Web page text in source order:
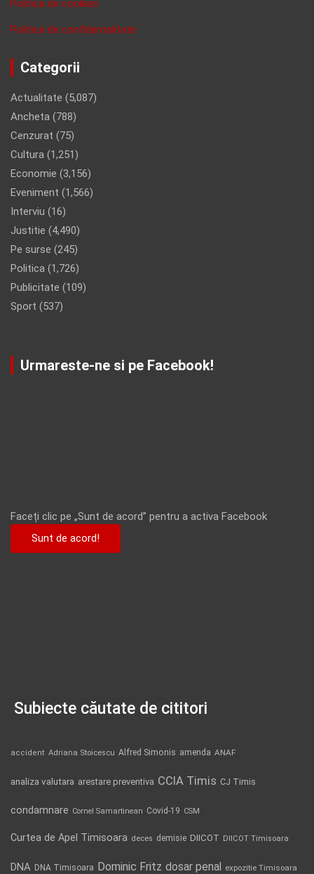
Politica de cookies
Politica de confidentalitate
Categorii
Actualitate (5,087)
Ancheta (788)
Cenzurat (75)
Cultura (1,251)
Economie (3,156)
Eveniment (1,566)
Interviu (16)
Justitie (4,490)
Pe surse (245)
Politica (1,726)
Publicitate (109)
Sport (537)
Urmareste-ne si pe Facebook!
Faceți clic pe „Sunt de acord” pentru a activa Facebook
Sunt de acord!
Subiecte căutate de cititori
accident Adriana Stoicescu Alfred Simonis amenda ANAF
analiza valutara arestare preventiva CCIA Timis CJ Timis
condamnare Cornel Samartinean Covid-19 CSM
Curtea de Apel Timisoara deces demisie DIICOT DIICOT Timisoara
DNA DNA Timisoara Dominic Fritz dosar penal expozitie Timisoara